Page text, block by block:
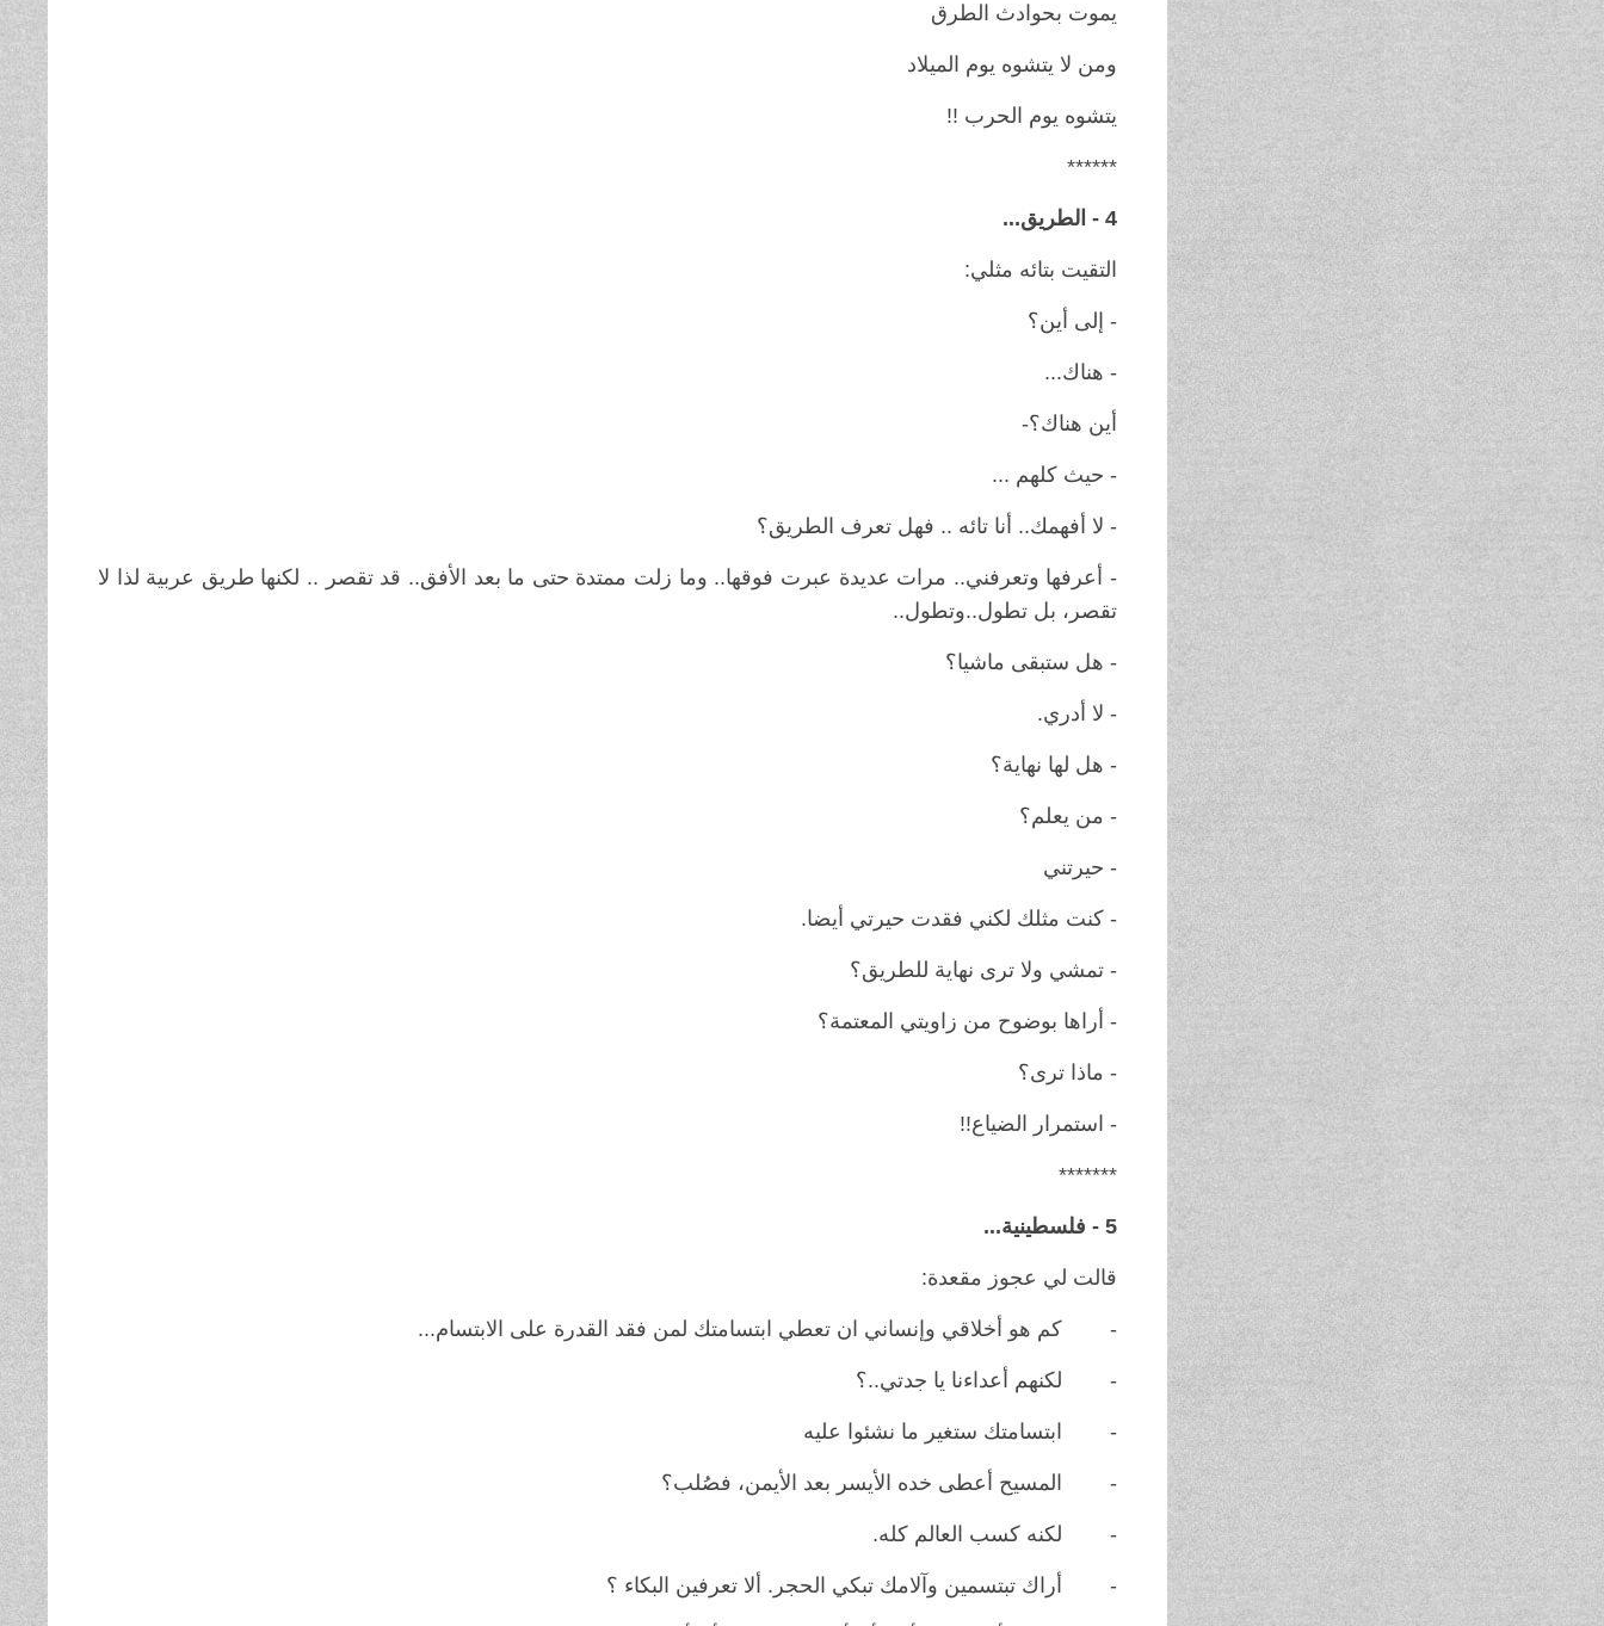
يموت بحوادث الطرق
ومن لا يتشوه يوم الميلاد
يتشوه يوم الحرب !!
******
4 - الطريق...
التقيت بتائه مثلي:
- إلى أين؟
- هناك...
أين هناك؟-
- حيث كلهم ...
- لا أفهمك.. أنا تائه .. فهل تعرف الطريق؟
- أعرفها وتعرفني.. مرات عديدة عبرت فوقها.. وما زلت ممتدة حتى ما بعد الأفق.. قد تقصر .. لكنها طريق عربية لذا لا
تقصر، بل تطول..وتطول..
- هل ستبقى ماشيا؟
- لا أدري.
- هل لها نهاية؟
- من يعلم؟
- حيرتني
- كنت مثلك لكني فقدت حيرتي أيضا.
- تمشي ولا ترى نهاية للطريق؟
- أراها بوضوح من زاويتي المعتمة؟
- ماذا ترى؟
- استمرار الضياع!!
*******
5 - فلسطينية...
قالت لي عجوز مقعدة:
- كم هو أخلاقي وإنساني ان تعطي ابتسامتك لمن فقد القدرة على الابتسام...
- لكنهم أعداءنا يا جدتي..؟
- ابتسامتك ستغير ما نشئوا عليه
- المسيح أعطى خده الأيسر بعد الأيمن، فصُلب؟
- لكنه كسب العالم كله.
- أراك تبتسمين وآلامك تبكي الحجر. ألا تعرفين البكاء ؟